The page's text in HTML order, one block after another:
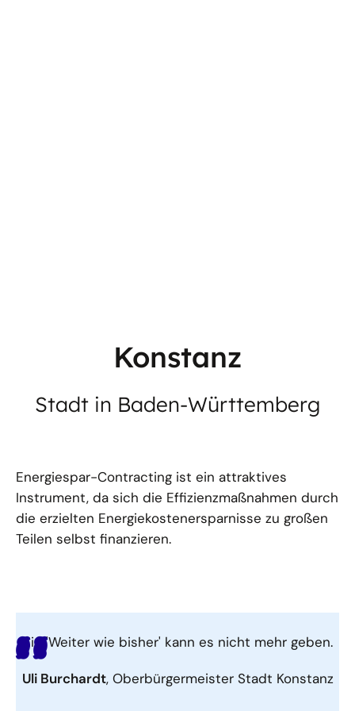
Konstanz
Stadt in Baden-Württemberg
Energiespar-Contracting ist ein attraktives
Instrument, da sich die Effizienzmaßnahmen durch
die erzielten Energiekostenersparnisse zu großen
Teilen selbst finanzieren.
Ein 'Weiter wie bisher' kann es nicht mehr geben.
Uli Burchardt, Oberbürgermeister Stadt Konstanz